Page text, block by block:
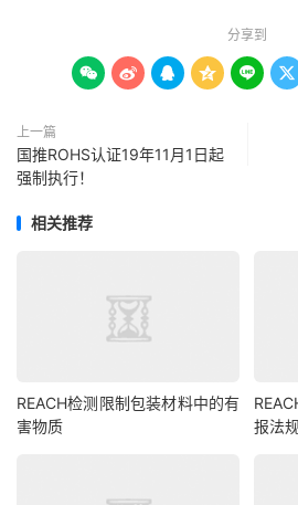
分享到
     
上一篇
国推ROHS认证19年11月1日起
强制执行！
相关推荐
REACH检测限制包装材料中的有
害物质
报法